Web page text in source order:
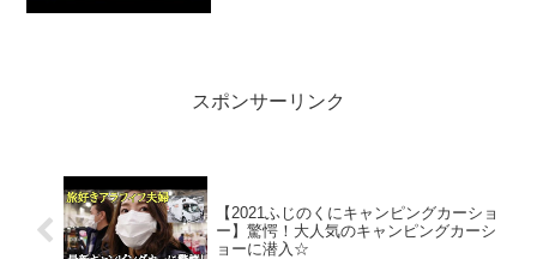
スポンサーリンク
【2021ふじのくにキャンピングカーショ
ー】驚愕！大人気のキャンピングカーシ
ョーに潜入☆